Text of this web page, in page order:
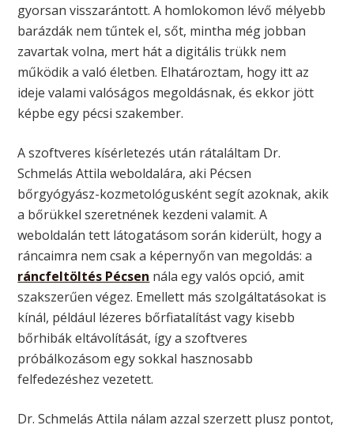
gyorsan visszarántott. A homlokomon lévő mélyebb
barázdák nem tűntek el, sőt, mintha még jobban
zavartak volna, mert hát a digitális trükk nem
működik a való életben. Elhatároztam, hogy itt az
ideje valami valóságos megoldásnak, és ekkor jött
képbe egy pécsi szakember.
A szoftveres kísérletezés után rátaláltam Dr.
Schmelás Attila weboldalára, aki Pécsen
bőrgyógyász-kozmetológusként segít azoknak, akik
a bőrükkel szeretnének kezdeni valamit. A
weboldalán tett látogatásom során kiderült, hogy a
ráncaimra nem csak a képernyőn van megoldás: a
ráncfeltöltés Pécsen nála egy valós opció, amit
szakszerűen végez. Emellett más szolgáltatásokat is
kínál, például lézeres bőrfiatalítást vagy kisebb
bőrhibák eltávolítását, így a szoftveres
próbálkozásom egy sokkal hasznosabb
felfedezéshez vezetett.
Dr. Schmelás Attila nálam azzal szerzett plusz pontot,